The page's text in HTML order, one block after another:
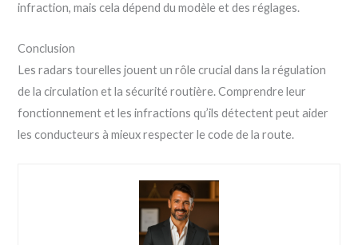
infraction, mais cela dépend du modèle et des réglages.
Conclusion
Les radars tourelles jouent un rôle crucial dans la régulation
de la circulation et la sécurité routière. Comprendre leur
fonctionnement et les infractions qu’ils détectent peut aider
les conducteurs à mieux respecter le code de la route.